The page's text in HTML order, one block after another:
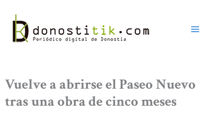
contenido
Vuelve a abrirse el Paseo Nuevo
tras una obra de cinco meses